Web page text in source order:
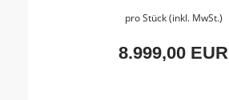
pro Stück (inkl. MwSt.)
8.999,00 EUR